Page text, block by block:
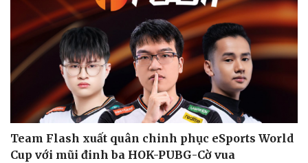
Team Flash xuất quân chinh phục eSports World
Cup với mũi đinh ba HOK-PUBG-Cờ vua